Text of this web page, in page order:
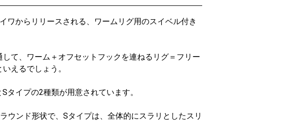
ワからリリースされる、ワームリグ用のスイベル付き
て、ワーム＋オフセットフックを連ねるリグ＝フリー
えるでしょう。
タイプの2種類が用意されています。
ウンド形状で、Sタイプは、全体的にスラリとしたスリ